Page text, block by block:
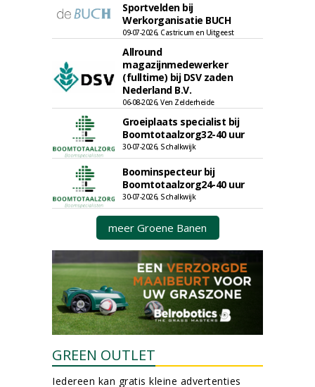
Sportvelden bij
Werkorganisatie BUCH
09-07-2026, Castricum en Uitgeest
Allround
magazijnmedewerker
(fulltime) bij DSV zaden
Nederland B.V.
06-08-2026, Ven Zelderheide
Groeiplaats specialist bij
Boomtotaalzorg32-40 uur
30-07-2026, Schalkwijk
Boominspecteur bij
Boomtotaalzorg24-40 uur
30-07-2026, Schalkwijk
meer Groene Banen
GREEN OUTLET
Iedereen kan gratis kleine advertenties